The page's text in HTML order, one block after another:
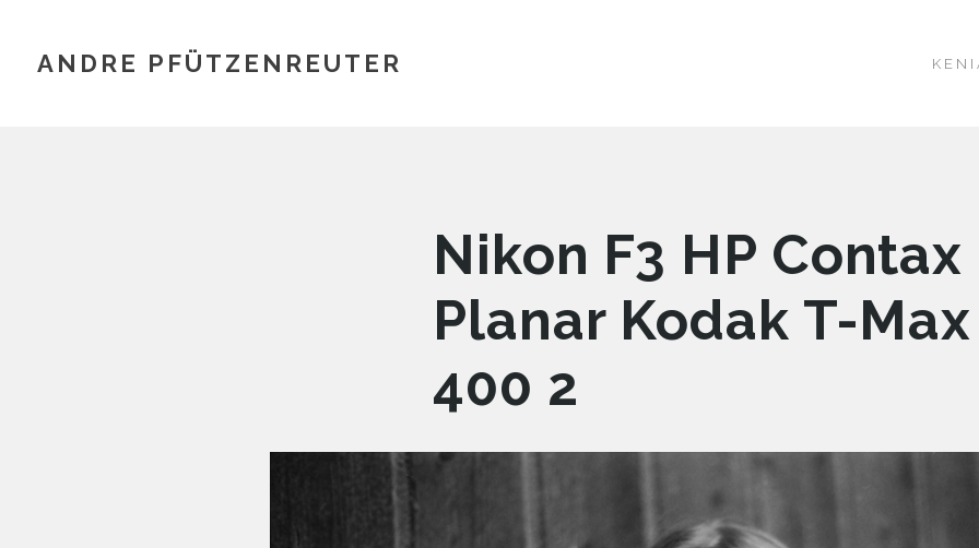
ANDRE PFÜTZENREUTER
Nikon F3 HP Contax
Planar Kodak T-Max
400 2